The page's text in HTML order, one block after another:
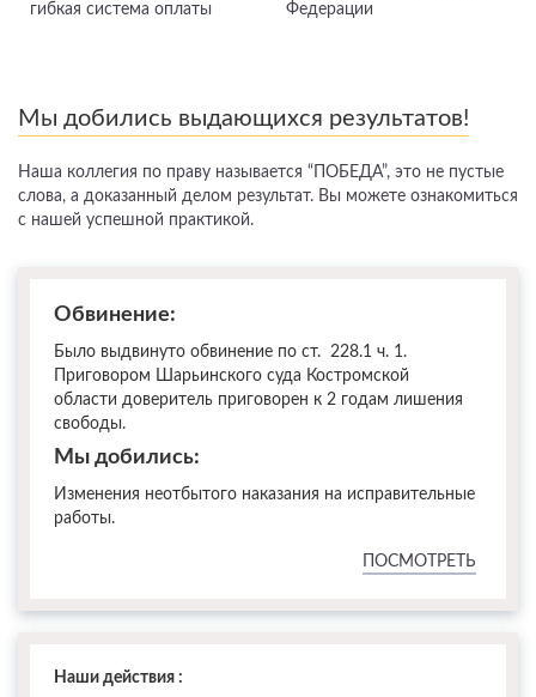
гибкая система оплаты
Федерации
Мы добились выдающихся результатов!
Наша коллегия по праву называется “ПОБЕДА”, это не пустые
слова, а доказанный делом результат. Вы можете ознакомиться
с нашей успешной практикой.
Обвинение:
Было выдвинуто обвинение по ст. 228.1 ч. 1.
Приговором Шарьинского суда Костромской
области доверитель приговорен к 2 годам лишения
свободы.
Мы добились:
Изменения неотбытого наказания на исправительные
работы.
ПОСМОТРЕТЬ
Наши действия :